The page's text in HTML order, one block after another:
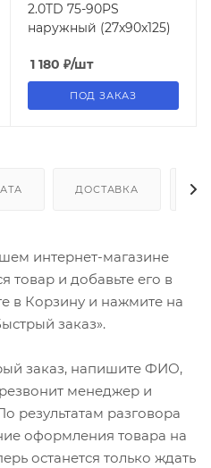
2.0TD 75-90PS
наружный (27x90x125)
1 180 ₽/шт
ПОД ЗАКАЗ
ДОСТАВКА
интернет-магазине
товар и добавьте его в
в Корзину и нажмите на
заказ».
заказ, напишите ФИО,
менеджер и
результатам разговора
оформления товара на
останется только ждать